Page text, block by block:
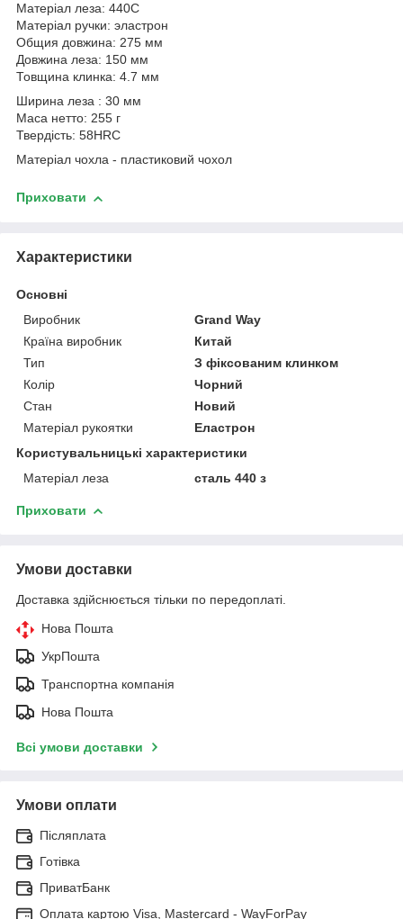
Матеріал леза: 440C
Матеріал ручки: эластрон
Общия довжина: 275 мм
Довжина леза: 150 мм
Товщина клинка: 4.7 мм
Ширина леза : 30 мм
Маса нетто: 255 г
Твердість: 58HRC
Матеріал чохла - пластиковий чохол
Приховати
Характеристики
Основні
Виробник
Grand Way
Країна виробник
Китай
Тип
З фіксованим клинком
Колір
Чорний
Стан
Новий
Матеріал рукоятки
Еластрон
Користувальницькі характеристики
Матеріал леза
сталь 440 з
Приховати
Умови доставки
Доставка здійснюється тільки по передоплаті.
Нова Пошта
УкрПошта
Транспортна компанія
Нова Пошта
Всі умови доставки
Умови оплати
Післяплата
Готівка
ПриватБанк
Оплата картою Visa, Mastercard - WayForPay